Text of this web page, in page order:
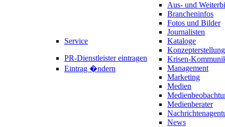
Service
PR-Dienstleister eintragen
Eintrag �ndern
Aus- und
Brancheninfos
Fotos und Bilder
Journalisten
Kataloge
Konzepterstellung
Krisen-
Management
Marketing
Medien
Medienberater
News